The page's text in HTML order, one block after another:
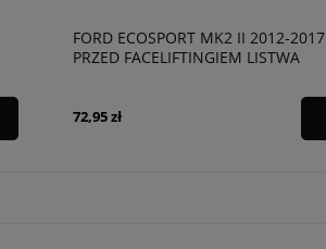
FORD ECOSPORT MK2 II 2012-2017
PRZED FACELIFTINGIEM LISTWA
72,95 zł